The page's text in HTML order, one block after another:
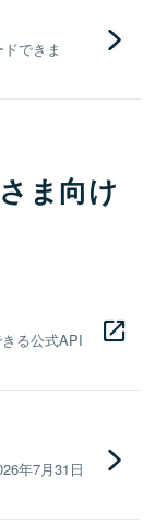
できま
ま向け
る公式API
年7月31日